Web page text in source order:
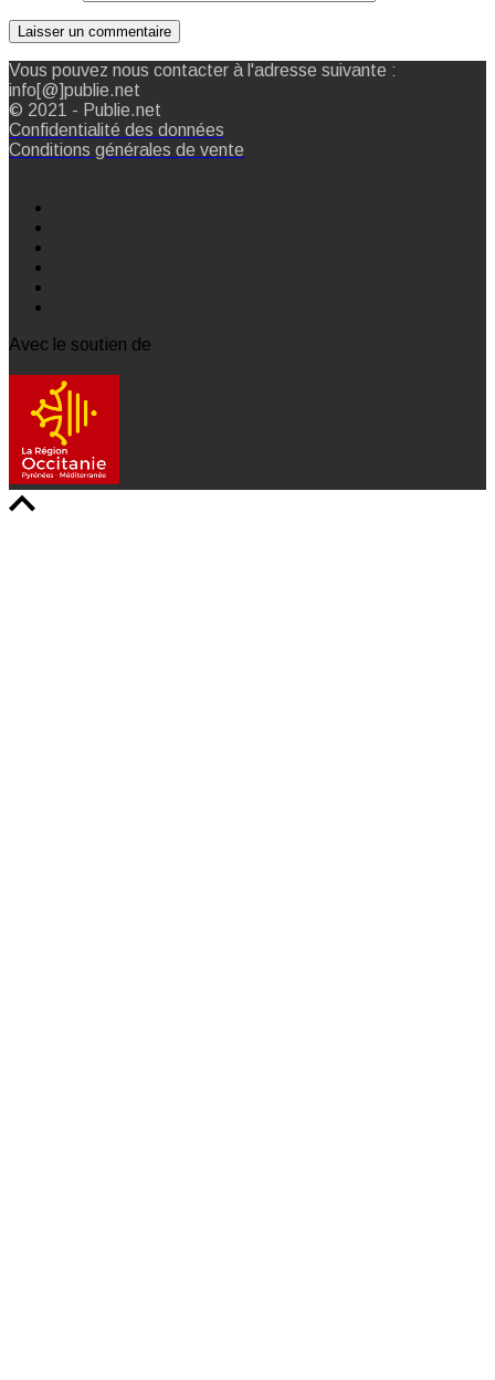
Vous pouvez nous contacter à l'adresse suivante :
info[@]publie.net
© 2021 - Publie.net
Confidentialité des données
Conditions générales de vente
Avec le soutien de